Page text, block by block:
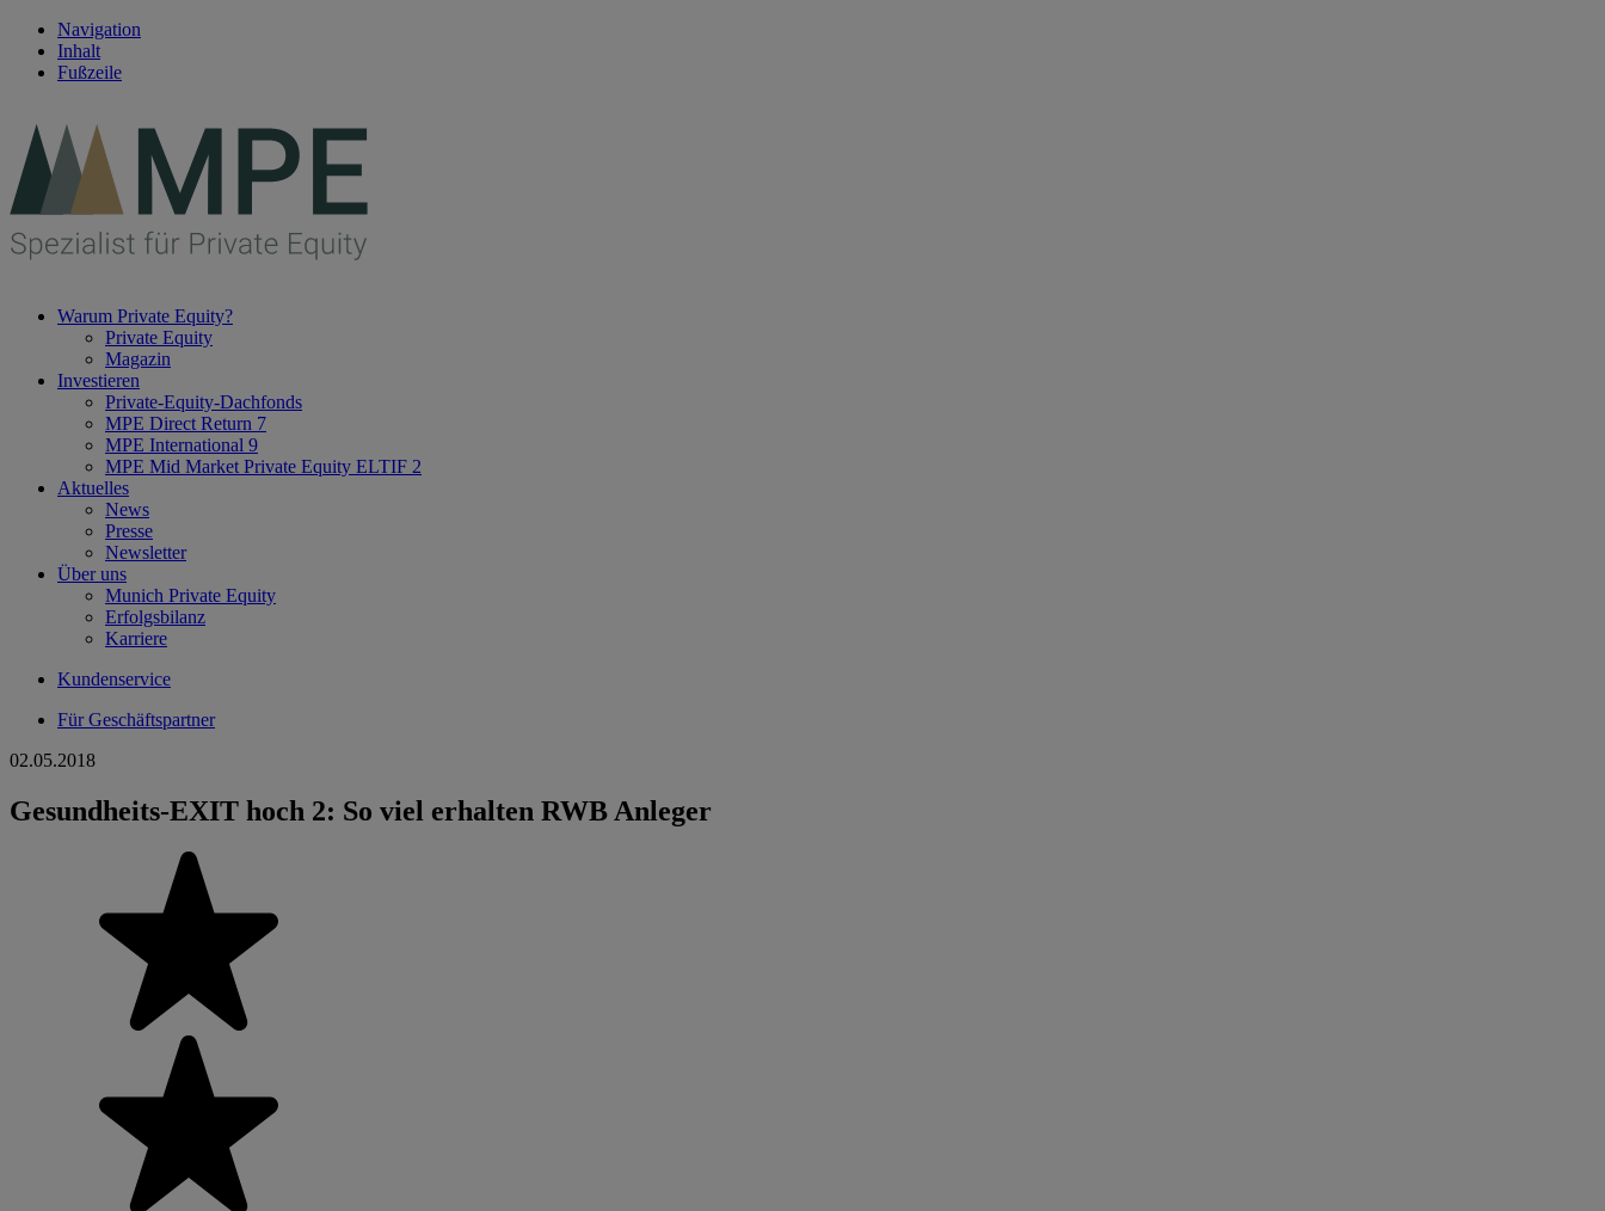
Navigation
Inhalt
Fußzeile
Warum Private Equity?
Private Equity
Magazin
Investieren
Private-Equity-Dachfonds
MPE Direct Return 7
MPE International 9
MPE Mid Market Private Equity ELTIF 2
Aktuelles
News
Presse
Newsletter
Über uns
Munich Private Equity
Erfolgsbilanz
Karriere
Kundenservice
Für Geschäftspartner
02.05.2018
Gesundheits-EXIT hoch 2: So viel erhalten RWB Anleger